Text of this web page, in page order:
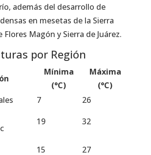
además del desarrollo de
en mesetas de la Sierra
Flores Magón y Sierra de Juárez.
por Región
Mínima
(°C)
Máxima
(°C)
7
26
19
32
15
27